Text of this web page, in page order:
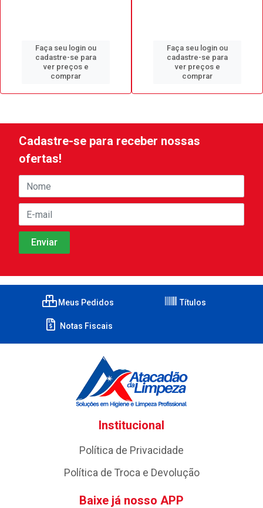
Faça seu login ou
cadastre-se para
ver preços e
comprar
Faça seu login ou
cadastre-se para
ver preços e
comprar
Cadastre-se para receber nossas
ofertas!
Meus Pedidos Títulos
Notas Fiscais
Institucional
Política de Privacidade
Política de Troca e Devolução
Baixe já nosso APP